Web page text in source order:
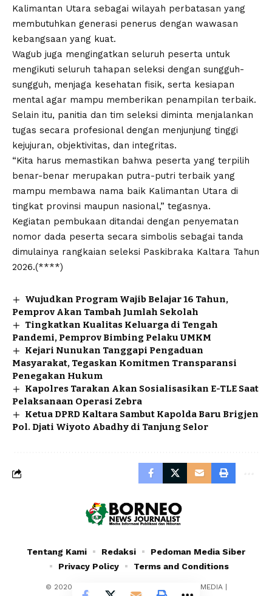
Kalimantan Utara sebagai wilayah perbatasan yang
membutuhkan generasi penerus dengan wawasan
kebangsaan yang kuat.
Wagub juga mengingatkan seluruh peserta untuk
mengikuti seluruh tahapan seleksi dengan sungguh-
sungguh, menjaga kesehatan fisik, serta kesiapan
mental agar mampu memberikan penampilan terbaik.
Selain itu, panitia dan tim seleksi diminta menjalankan
tugas secara profesional dengan menjunjung tinggi
kejujuran, objektivitas, dan integritas.
“Kita harus memastikan bahwa peserta yang terpilih
benar-benar merupakan putra-putri terbaik yang
mampu membawa nama baik Kalimantan Utara di
tingkat provinsi maupun nasional,” tegasnya.
Kegiatan pembukaan ditandai dengan penyematan
nomor dada peserta secara simbolis sebagai tanda
dimulainya rangkaian seleksi Paskibraka Kaltara Tahun
2026.(****)
Wujudkan Program Wajib Belajar 16 Tahun,
Pemprov Akan Tambah Jumlah Sekolah
Tingkatkan Kualitas Keluarga di Tengah
Pandemi, Pemprov Bimbing Pelaku UMKM
Kejari Nunukan Tanggapi Pengaduan
Masyarakat, Tegaskan Komitmen Transparansi
Penegakan Hukum
Kapolres Tarakan Akan Sosialisasikan E-TLE Saat
Pelaksanaan Operasi Zebra
Ketua DPRD Kaltara Sambut Kapolda Baru Brigjen
Pol. Djati Wiyoto Abadhy di Tanjung Selor
© 2020 - 2024 - PT. YAFRAN BORNEO MULTIMEDIA |
Tentang Kami Redaksi
Pedoman Media Siber
Privacy Policy
Terms and Conditions